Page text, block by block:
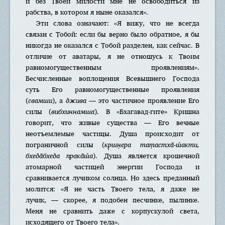
рабства, в котором я ныне оказался».
Эти слова означают: «Я вижу, что не всегда
связан с Тобой: если бы верно было обратное, я бы
никогда не оказался с Тобой разделен, как сейчас. В
отличие от аватары, я не отношусь к Твоим
равномогущественным проявлениям».
Бесчисленные воплощения Всевышнего Господа
суть Его равномогущественные проявления
(свамши), а джива— это частичное проявление Его
силы (вибхиннамша). В «Бхагавад-гите» Кришна
говорит, что живые существа — Его вечные
неотъемлемые частицы. Душа происходит от
пограничной силы (кр̣шн̣eра тат̣астха̄-ш́акти,
бхeда̄бхeда прака̄ш́а). Душа является крошечной
атомарной частицей энергии Господа и
сравнивается лучиком солнца. Но здесь преданный
молится: «Я не часть Твоего тела, я даже не
лучик, — скорее, я подобен песчинке, пылинке.
Меня не сравнить даже с корпускулой света,
исходящего от Твоего тела».